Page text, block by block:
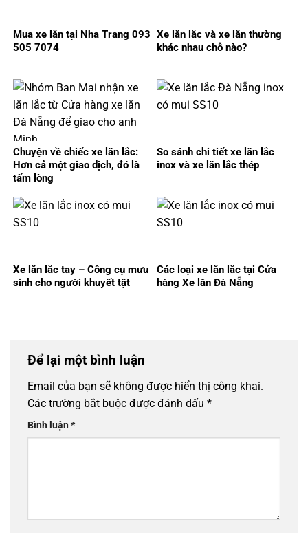
Mua xe lăn tại Nha Trang 093
505 7074
Xe lăn lắc và xe lăn thường
khác nhau chỗ nào?
Chuyện về chiếc xe lăn lắc:
Hơn cả một giao dịch, đó là
tấm lòng
So sánh chi tiết xe lăn lắc
inox và xe lăn lắc thép
Xe lăn lắc tay – Công cụ mưu
sinh cho người khuyết tật
Các loại xe lăn lắc tại Cửa
hàng Xe lăn Đà Nẵng
Để lại một bình luận
Email của bạn sẽ không được hiển thị công khai.
Các trường bắt buộc được đánh dấu *
Bình luận*